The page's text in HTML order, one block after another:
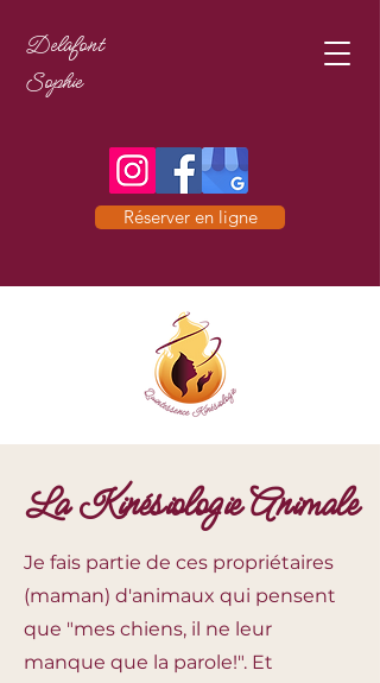
Delafont
Sophie
Réserver en ligne
La Kinésiologie Animale
Je fais partie de ces propriétaires
(maman) d'animaux qui pensent
que "mes chiens, il ne leur
manque que la parole!". Et